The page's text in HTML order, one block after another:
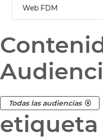
Web FDM
Todas las audiencias
etiqueta